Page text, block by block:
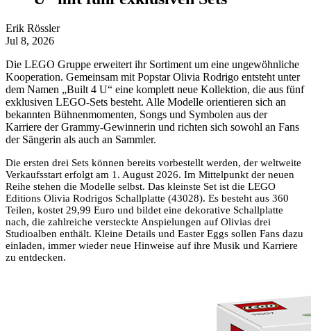
Erik Rössler
Jul 8, 2026
Die LEGO Gruppe erweitert ihr Sortiment um eine ungewöhnliche
Kooperation. Gemeinsam mit Popstar Olivia Rodrigo entsteht unter
dem Namen „Built 4 U“ eine komplett neue Kollektion, die aus fünf
exklusiven LEGO-Sets besteht. Alle Modelle orientieren sich an
bekannten Bühnenmomenten, Songs und Symbolen aus der
Karriere der Grammy-Gewinnerin und richten sich sowohl an Fans
der Sängerin als auch an Sammler.
Die ersten drei Sets können bereits vorbestellt werden, der weltweite
Verkaufsstart erfolgt am 1. August 2026. Im Mittelpunkt der neuen
Reihe stehen die Modelle selbst. Das kleinste Set ist die LEGO
Editions Olivia Rodrigos Schallplatte (43028). Es besteht aus 360
Teilen, kostet 29,99 Euro und bildet eine dekorative Schallplatte
nach, die zahlreiche versteckte Anspielungen auf Olivias drei
Studioalben enthält. Kleine Details und Easter Eggs sollen Fans dazu
einladen, immer wieder neue Hinweise auf ihre Musik und Karriere
zu entdecken.